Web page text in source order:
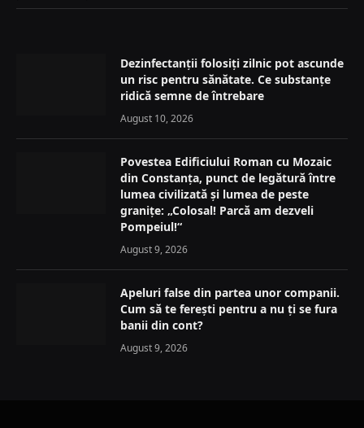
Dezinfectanții folosiți zilnic pot ascunde
un risc pentru sănătate. Ce substanțe
ridică semne de întrebare
August 10, 2026
Povestea Edificiului Roman cu Mozaic
din Constanța, punct de legătură între
lumea civilizată și lumea de peste
granițe: „Colosal! Parcă am dezveli
Pompeiul!“
August 9, 2026
Apeluri false din partea unor companii.
Cum să te ferești pentru a nu ți se fura
banii din cont?
August 9, 2026